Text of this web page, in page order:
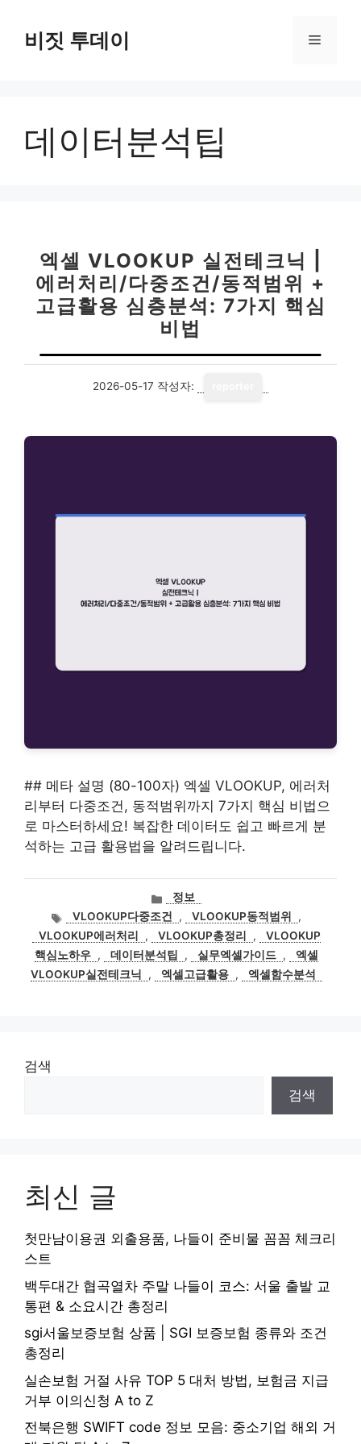
비짓 투데이 메
데이터분석팁
엑셀 VLOOKUP 실전테크닉 |
에러처리/다중조건/동적범위 +
고급활용 심층분석: 7가지 핵심
비법
2026-05-17 작성자:
## 메타 설명 (80-100자) 엑셀 VLOOKUP, 에러처
리부터 다중조건, 동적범위까지 7가지 핵심 비법으
로 마스터하세요! 복잡한 데이터도 쉽고 빠르게 분
석하는 고급 활용법을 알려드립니다.
카
테
고
리
정보
태
그
VLOOKUP다중조건 , VLOOKUP동적범위
,
VLOOKUP에러처리
, VLOOKUP총정리 ,
VLOOKUP
핵심노하우 , 데이터분석팁 , 실무엑셀가이드 ,
엑셀
VLOOKUP실전테크닉
, 엑셀고급활용 , 엑셀함수분석
검색
검색
최신 글
첫만남이용권 외출용품, 나들이 준비물 꼼꼼 체크리
스트
백두대간 협곡열차 주말 나들이 코스: 서울 출발 교
통편 & 소요시간 총정리
sgi서울보증보험 상품 | SGI 보증보험 종류와 조건
총정리
실손보험 거절 사유 TOP 5 대처 방법, 보험금 지급
거부 이의신청 A to Z
전북은행 SWIFT code 정보 모음: 중소기업 해외 거